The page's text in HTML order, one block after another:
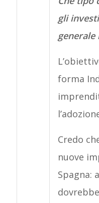
gli
generale
forma
Credo
nuove
Spagna: